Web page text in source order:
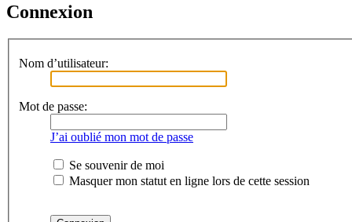
Connexion
Nom d’utilisateur:
Mot de passe:
J’ai oublié mon mot de passe
Se souvenir de moi
Masquer mon statut en ligne lors de cette session